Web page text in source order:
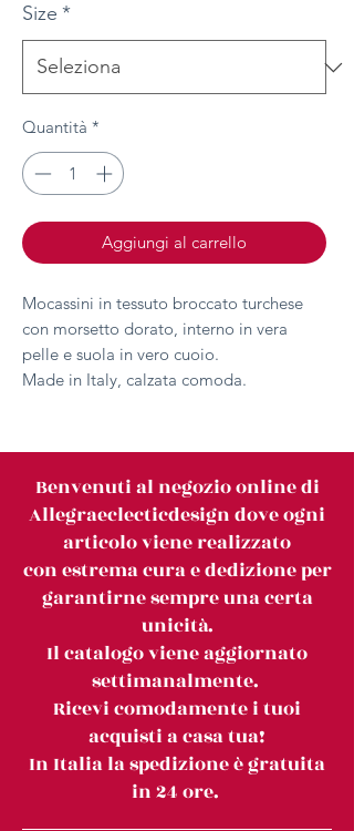
Size *
Quantità *
Aggiungi al carrello
Mocassini in tessuto broccato turchese
con morsetto dorato, interno in vera
pelle e suola in vero cuoio.
Made in Italy, calzata comoda.
Benvenuti al negozio online di
Allegraeclecticdesign dove ogni
articolo viene realizzato
con estrema cura e dedizione per
garantirne sempre una certa
unicità.
Il catalogo viene aggiornato
settimanalmente.
Ricevi comodamente i tuoi
acquisti a casa tua!
In Italia la spedizione è gratuita
in 24 ore.